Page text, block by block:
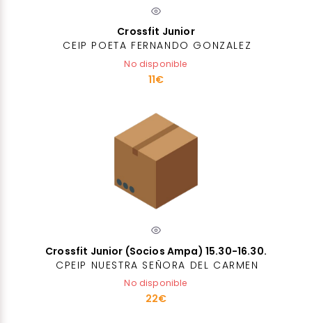
Crossfit Junior
CEIP POETA FERNANDO GONZALEZ
No disponible
11€
Crossfit Junior (Socios Ampa) 15.30-16.30.
CPEIP NUESTRA SEÑORA DEL CARMEN
No disponible
22€